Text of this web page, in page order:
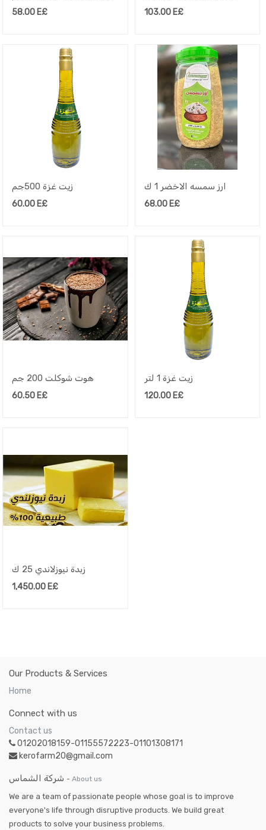
58.00E£ 103.00E£
زيت غزة 500جم
60.00 E£
ارز سمسه الاخضر 1 ك
68.00E£
هوت شوكلت 200 جم
60.50 E£
زيت غزة 1 لتر
120.00E£
زبدة نيوزلاندي 25 ك
1,450.00 E£
Our Products & Services
Home
Connect with us
Contact us
01202018159-01155572223-01101308171
kerofarm20@gmail.com
شركة الشماس - About us
We are a team of passionate people whose goal is to improve
everyone's life through disruptive products. We build great
products to solve your business problems.